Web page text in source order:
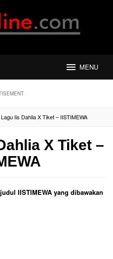
MENU
Iis Dahlia X Tiket – IISTIMEWA
X Tiket –
IISTIMEWA yang dibawakan